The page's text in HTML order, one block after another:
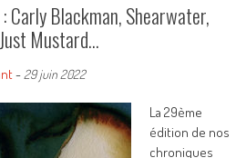
Carly Blackman, Shearwater,
Mustard…
- 29 juin 2022
La 29ème
édition de nos
chroniques